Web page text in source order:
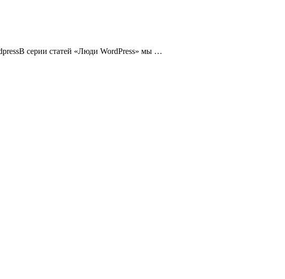
серии статей «Люди WordPress» мы …